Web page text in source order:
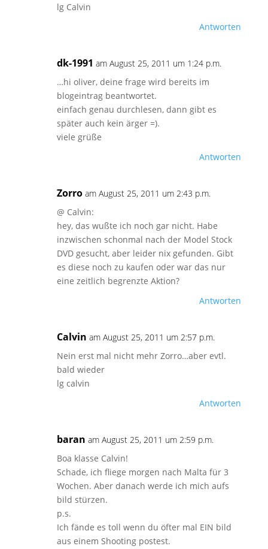
lg Calvin
Antworten
dk-1991 am August 25, 2011 um 1:24 p.m.
…hi oliver, deine frage wird bereits im
blogeintrag beantwortet.
einfach genau durchlesen, dann gibt es
später auch kein ärger =).
viele grüße
Antworten
Zorro am August 25, 2011 um 2:43 p.m.
@ Calvin:
hey, das wußte ich noch gar nicht. Habe
inzwischen schonmal nach der Model Stock
DVD gesucht, aber leider nix gefunden. Gibt
es diese noch zu kaufen oder war das nur
eine zeitlich begrenzte Aktion?
Antworten
Calvin am August 25, 2011 um 2:57 p.m.
Nein erst mal nicht mehr Zorro…aber evtl.
bald wieder
lg calvin
Antworten
baran am August 25, 2011 um 2:59 p.m.
Boa klasse Calvin!
Schade, ich fliege morgen nach Malta für 3
Wochen. Aber danach werde ich mich aufs
bild stürzen.
p.s.
Ich fände es toll wenn du öfter mal EIN bild
aus einem Shooting postest.